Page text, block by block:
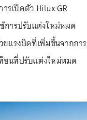
รเปิดตัว Hilux GR
การปรับแต่งใหม่หมด
ยแรงบิดที่เพิ่มขึ้นจากการ
อนที่ปรับแต่งใหม่หมด